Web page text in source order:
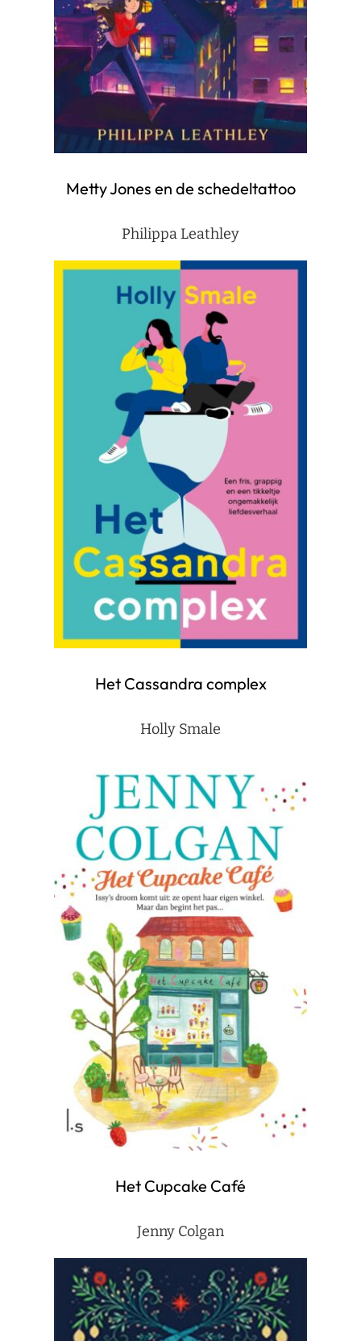
Metty Jones en de schedeltattoo
Philippa Leathley
Het Cassandra complex
Holly Smale
Het Cupcake Café
Jenny Colgan